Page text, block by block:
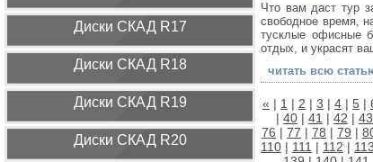
Диcки СКАД R17
Диcки СКАД R18
Диcки СКАД R19
Диcки СКАД R20
Что вам даст тур
свободное время,
тусклые офисные
отдых, и украсят
читать всю
« | 1 | 2 | 3 | 4 | 5 |
| 40 | 41 | 42 | 43
76 | 77 | 78 | 79 |
110 | 111 | 112 | 113